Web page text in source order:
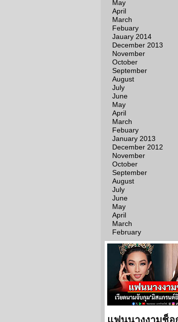
May
April
March
Febuary
Jauary 2014
December 2013
November
October
September
August
July
June
May
April
March
Febuary
January 2013
December 2012
November
October
September
August
July
June
May
April
March
February